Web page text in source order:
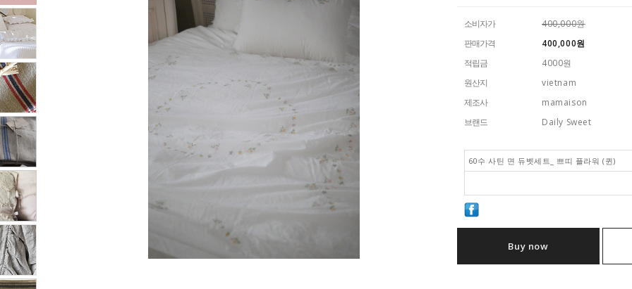
소비자가
400,000원
판매가격
400,000원
적립금
4000원
원산지
vietnam
제조사
mamaison
브랜드
Daily Sweet
60수 사틴 면 듀벳세트_ 쁘띠 플라워 (퀸)
Buy now